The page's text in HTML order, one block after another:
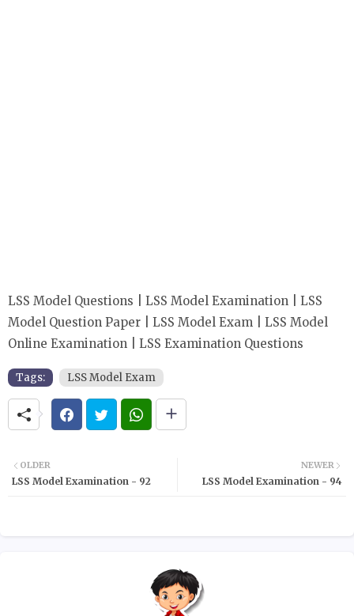
LSS Model Questions | LSS Model Examination | LSS
Model Question Paper | LSS Model Exam | LSS Model
Online Examination | LSS Examination Questions
Tags: LSS Model Exam
NEWER
LSS Model Examination - 94
OLDER
LSS Model Examination - 92